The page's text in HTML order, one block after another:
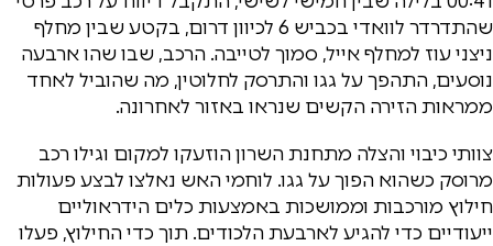
שהתדרדר לוואדי בכביש 6 לכיוון דרום, בקטע שבין מחלף
ניצני עוז למחלף אייל, סמוך לטייבה. הרכב, שבו שהו ארבעה
נוסעים, התהפך על גגו והתרסק לחלוטין, מה שהוביל לאחד
ממראות הזירה הקשים שנראו באזור לאחרונה.
צוותי כיבוי והצלה מתחנת השרון הוזעקו למקום וגילו רכב
מרוסק כשהוא הפוך על גגו. לוחמי האש נאלצו לבצע פעולות
חילוץ מורכבות וממושכות באמצעות כלים הידראוליים
ייעודיים כדי להגיע לארבעת הלכודים. תוך כדי החילוץ, פעלו